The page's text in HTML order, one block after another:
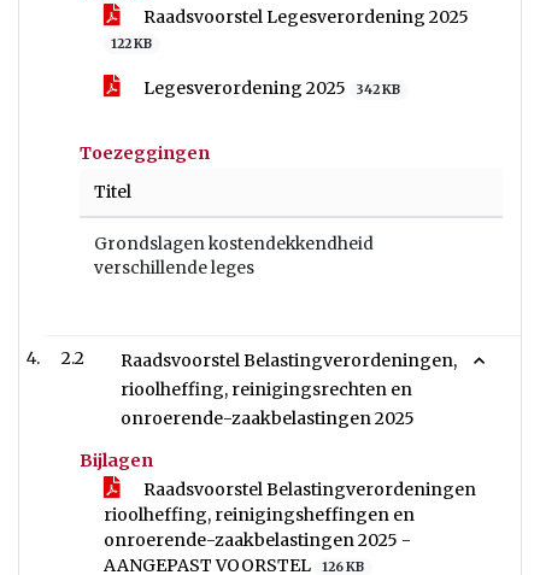
Raadsvoorstel Legesverordening 2025
122 KB
Legesverordening 2025 342 KB
Toezeggingen
Titel
Grondslagen kostendekkendheid
verschillende leges
2.2
Raadsvoorstel Belastingverordeningen,
rioolheffing, reinigingsrechten en
onroerende-zaakbelastingen 2025
Bijlagen
Raadsvoorstel Belastingverordeningen
rioolheffing, reinigingsheffingen en
onroerende-zaakbelastingen 2025 -
AANGEPAST VOORSTEL
126 KB